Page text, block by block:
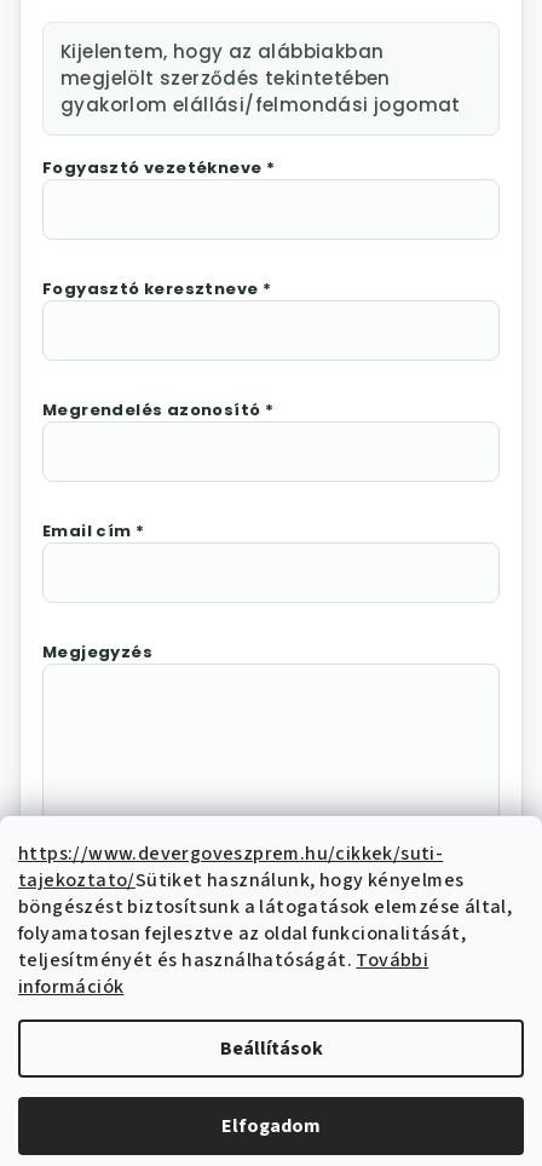
https://www.devergoveszprem.hu/cikkek/suti-
tajekoztato/Sütiket használunk, hogy kényelmes
böngészést biztosítsunk a látogatások elemzése által,
folyamatosan fejlesztve az oldal funkcionalitását,
teljesítményét és használhatóságát. További
információk
Beállítások
Elfogadom
Kijelentem, hogy az alábbiakban
megjelölt szerződés tekintetében
gyakorlom elállási/felmondási jogomat
Fogyasztó vezetékneve *
Fogyasztó keresztneve *
Megrendelés azonosító *
Email cím *
Megjegyzés
Az "Elállás megerősítése"
megnyomásával Ön elektronikus úton
elállási nyilatkozatot tesz és nyilatkozik,
hogy megismerte és elfogadja az elállási
funkcióval kapcsolatban az
tájékoztatóbanírtakat.